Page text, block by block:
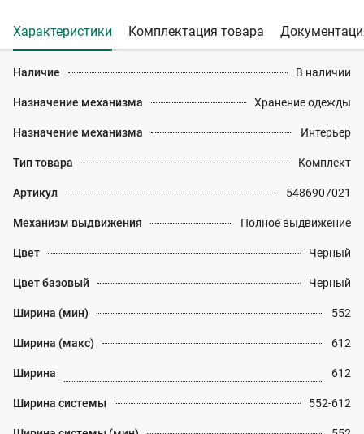
Характеристики Комплектация товара
Наличие В наличии
Назначение механизма Хранение одежды
Назначение механизма Интерьер
Тип товара Комплект
Артикул 5486907021
Механизм выдвижения Полное выдвижение
Цвет Черный
Цвет базовый Черный
Ширина (мин) 552
Ширина (макс) 612
Ширина 612
Ширина системы 552-612